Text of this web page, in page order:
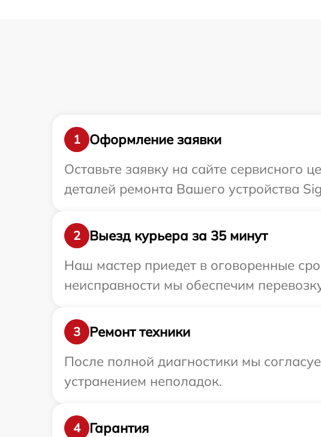
1
Оформление заявки
Оставьте заявку на сайте сервисного
деталей ремонта Вашего устройства
2
Выезд курьера за 35 минут
Наш мастер приедет в оговоренные
неисправности мы обеспечим
3
Ремонт техники
После полной диагностики мы
устранением неполадок.
4
Гарантия